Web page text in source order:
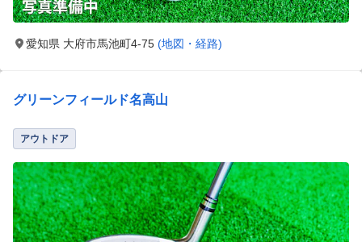
愛知県 大府市馬池町4-75 (地図・経路)
グリーンフィールド名高山
アウトドア